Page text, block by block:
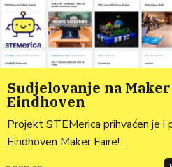
Sudjelovanje na
Eindhoven
Projekt STEMerica prihvaćen je i
Eindhoven Maker Faire!…